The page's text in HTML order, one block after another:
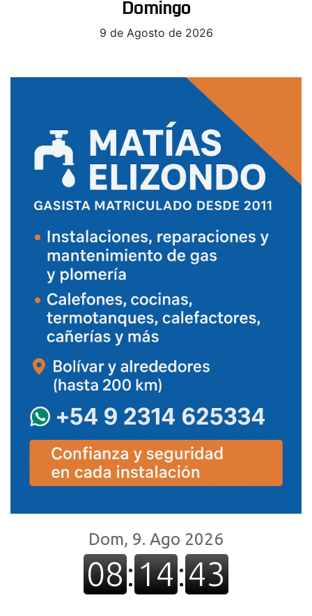
Domingo
9 de Agosto de 2026